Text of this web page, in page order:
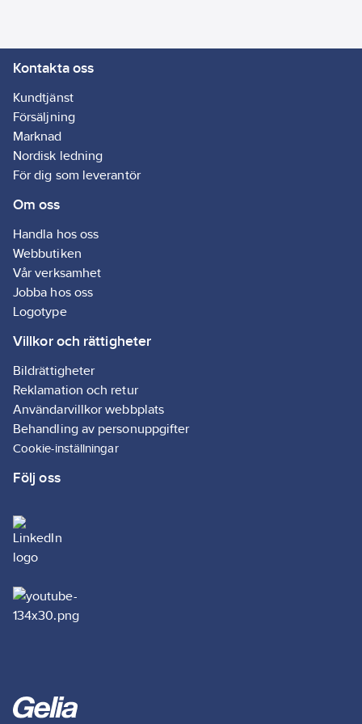
offentliga byggnader
och processindustrier.
Artikelnr: 43814022
Lev.
artikelnr:
Ean
7612207254020
Materialklass
Kontakta oss
Kundtjänst
Försäljning
Marknad
Nordisk ledning
För dig som leverantör
Om oss
Handla hos oss
Webbutiken
Vår verksamhet
Jobba hos oss
Logotype
Villkor och rättigheter
Bildrättigheter
Reklamation och retur
Användarvillkor webbplats
Behandling av personuppgifter
Cookie-inställningar
Följ oss